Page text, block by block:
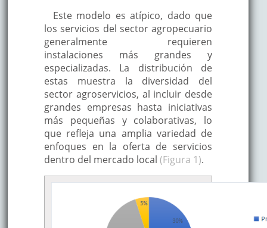
Este modelo es atípico, dado que
los servicios del sector agropecuario
generalmente requieren
instalaciones más grandes y
especializadas. La distribución de
estas muestra la diversidad del
sector agroservicios, al incluir desde
grandes empresas hasta iniciativas
más pequeñas y colaborativas, lo
que refleja una amplia variedad de
enfoques en la oferta de servicios
dentro del mercado local (Figura 1).